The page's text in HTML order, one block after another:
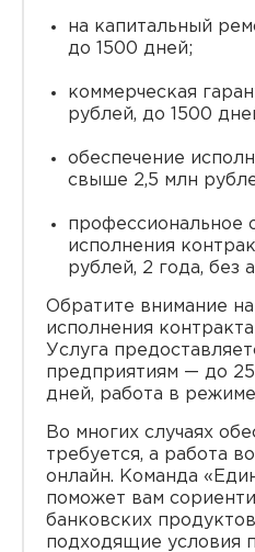
на капитальный
до 1500 дней;
коммерческая
рублей, до 1500
обеспечение
свыше 2,5 млн
профессиональное
исполнения
рублей, 2 года, без
Обратите внимание
исполнения
Услуга
предприятиям — до
дней, работа в
Во многих случаях
требуется, а работа
онлайн. Команда
поможет вам
банковских
подходящие условия